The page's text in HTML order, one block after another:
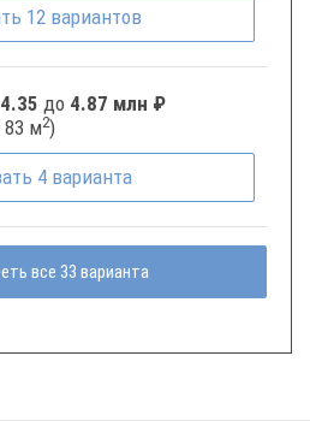
12 вариантов
4.35 до 4.87 млн ₽
83 м2)
4 варианта
все 33 варианта